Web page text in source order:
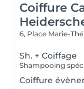
Coiffure
6, Place Marie-
Sh. + Coiffage
Shampooing
Coiffure